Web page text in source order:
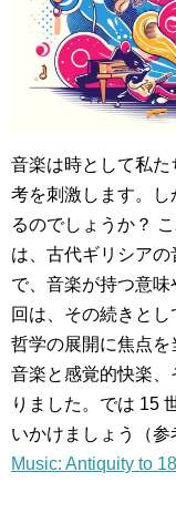
音楽は時として私
考を刺激します。
るのでしょうか？
は、古代ギリシア
で、音楽が持つ意
回は、その続きと
哲学の展開に焦点を
音楽と感覚的快楽
りました。では 15
いかけましょう（参
Music: Antiquity to